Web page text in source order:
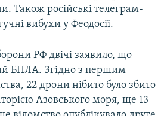
Також російські телеграм-
вибухи у Феодосії.
РФ двічі заявило, що
БПЛА. Згідно з першим
22 дрони нібито було збито
Азовського моря, ще 13